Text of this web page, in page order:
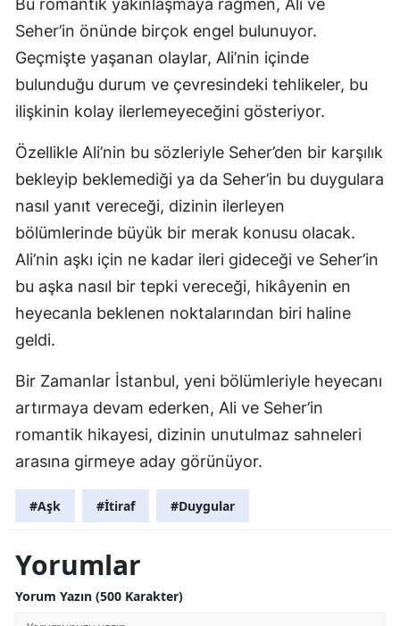
Bu romantik yakınlaşmaya rağmen, Ali ve
Seher’in önünde birçok engel bulunuyor.
Geçmişte yaşanan olaylar, Ali’nin içinde
bulunduğu durum ve çevresindeki tehlikeler, bu
ilişkinin kolay ilerlemeyeceğini gösteriyor.
Özellikle Ali’nin bu sözleriyle Seher’den bir karşılık
bekleyip beklemediği ya da Seher’in bu duygulara
nasıl yanıt vereceği, dizinin ilerleyen
bölümlerinde büyük bir merak konusu olacak.
Ali’nin aşkı için ne kadar ileri gideceği ve Seher’in
bu aşka nasıl bir tepki vereceği, hikâyenin en
heyecanla beklenen noktalarından biri haline
geldi.
Bir Zamanlar İstanbul, yeni bölümleriyle heyecanı
artırmaya devam ederken, Ali ve Seher’in
romantik hikayesi, dizinin unutulmaz sahneleri
arasına girmeye aday görünüyor.
#Aşk #İtiraf #Duygular
Yorumlar
Yorum Yazın (500 Karakter)